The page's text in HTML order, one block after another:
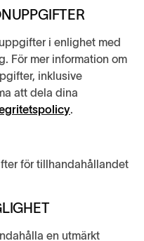
i enlighet med
För mer information om
inklusive
att dela dina
.
för tillhandahållandet
en utmärkt